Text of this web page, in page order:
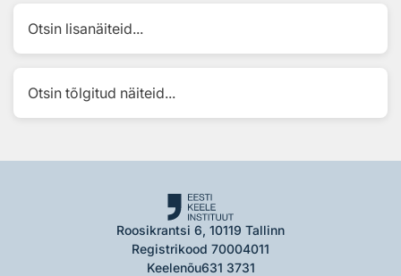
Otsin lisanäiteid...
Otsin tõlgitud näiteid...
Roosikrantsi 6, 10119 Tallinn
Registrikood 70004011
Keelenõu631 3731